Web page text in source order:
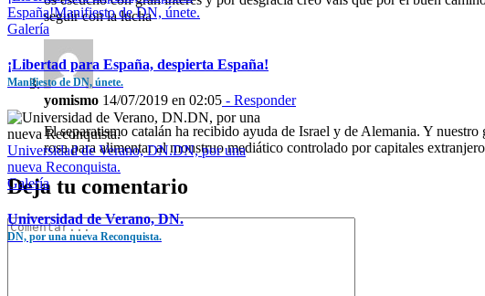
España!Manifiesto de DN, únete.
Galería
¡Libertad para España, despierta España!
Manifiesto de DN, únete.
Universidad de Verano, DN.DN, por una
nueva Reconquista.
Galería
Universidad de Verano, DN.
DN, por una nueva Reconquista.
seguir con la lucha
yomismo 14/07/2019 en 02:05 - Responder
El separatismo catalán ha recibido ayuda de Israel y de Alemania. Y
rosa para alimentar al monstruo mediático controlado por capitales
Deja tu comentario
Comentar